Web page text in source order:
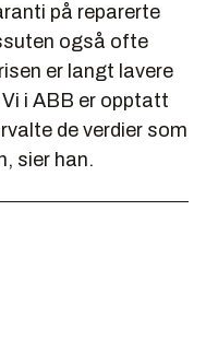
på reparerte
også ofte
er langt lavere
i ABB er opptatt
de verdier som
sier han.